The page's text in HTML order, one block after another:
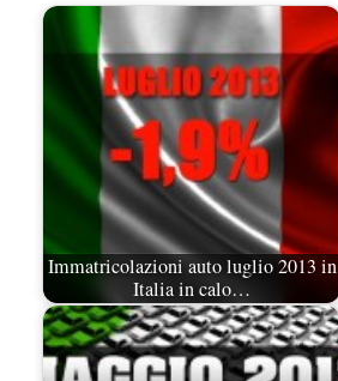
Immatricolazioni auto luglio 2013 in
Italia in calo…